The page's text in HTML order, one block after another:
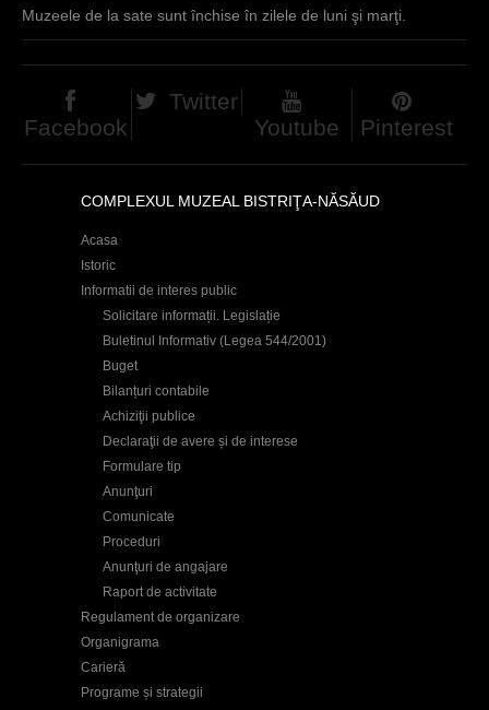
Muzeele de la sate sunt închise în zilele de luni şi marţi.
Facebook
Twitter
Youtube
Pinterest
COMPLEXUL MUZEAL BISTRIŢA-NĂSĂUD
Acasa
Istoric
Informatii de interes public
Solicitare informații. Legislație
Buletinul Informativ (Legea 544/2001)
Buget
Bilanțuri contabile
Achiziţii publice
Declaraţii de avere și de interese
Formulare tip
Anunţuri
Comunicate
Proceduri
Anunţuri de angajare
Raport de activitate
Regulament de organizare
Organigrama
Carieră
Programe și strategii